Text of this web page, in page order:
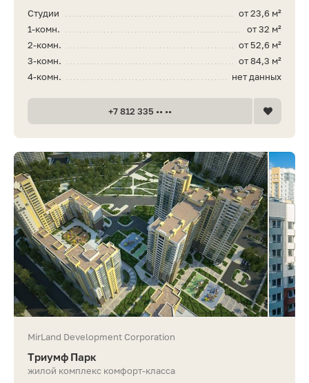
от 23,6 м²
Студии
от 32 м²
1-комн.
от 52,6 м²
2-комн.
от 84,3 м²
3-комн.
нет данных
4-комн.
+7 812 335 •• ••
MirLand Development Corporation
Триумф Парк
жилой комплекс комфорт-класса